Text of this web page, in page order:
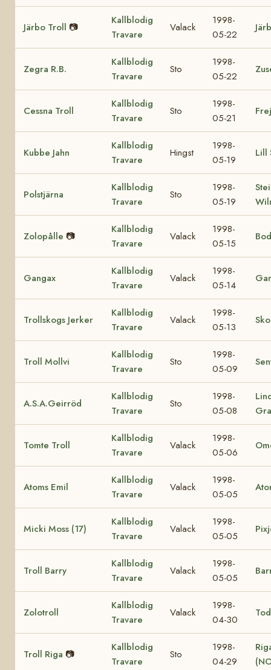
Järbo Troll 📷
Kallblodig
Travare
Valack
1998-
05-22
Zegra R.B.
Kallblodig
Travare
Sto
1998-
05-22
Cessna Troll
Kallblodig
Travare
Sto
1998-
05-21
Kubbe Jahn
Kallblodig
Travare
Hingst
1998-
05-19
Lill
Polstjärna
Kallblodig
Travare
Sto
1998-
05-19
Zolopålle 📷
Kallblodig
Travare
Valack
1998-
05-15
Gangax
Kallblodig
Travare
Valack
1998-
05-14
Trollskogs Jerker
Kallblodig
Travare
Valack
1998-
05-13
Troll Mollvi
Kallblodig
Travare
Sto
1998-
05-09
A.S.A.Geirröd
Kallblodig
Travare
Sto
1998-
05-08
Tomte Troll
Kallblodig
Travare
Valack
1998-
05-06
Atoms Emil
Kallblodig
Travare
Valack
1998-
05-05
Micki Moss (17)
Kallblodig
Travare
Valack
1998-
05-05
Troll Barry
Kallblodig
Travare
Valack
1998-
05-05
Zolotroll
Kallblodig
Travare
Valack
1998-
04-30
Troll Riga 📷
Kallblodig
Travare
Sto
1998-
04-29